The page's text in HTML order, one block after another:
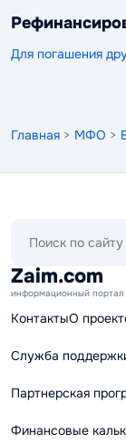
Для погашения
Главная > МФО >
сайту
Zaim.com
информационный портал
КонтактыО
Служба
Партнерская
Финансовые